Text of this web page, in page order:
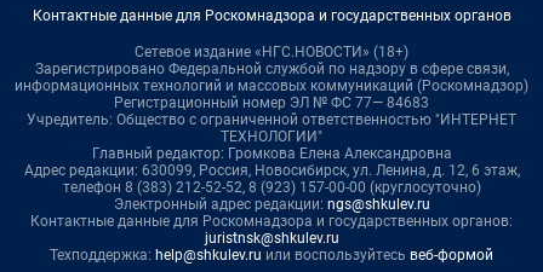
Контактные данные для Роскомнадзора и государственных органов
Сетевое издание «НГС.НОВОСТИ» (18+)
Зарегистрировано Федеральной службой по надзору в сфере связи,
информационных технологий и массовых коммуникаций (Роскомнадзор)
Регистрационный номер ЭЛ № ФС 77— 84683
Учредитель: Общество с ограниченной ответственностью "ИНТЕРНЕТ
ТЕХНОЛОГИИ"
Главный редактор: Громкова Елена Александровна
Адрес редакции: 630099, Россия, Новосибирск, ул. Ленина, д. 12, 6 этаж,
телефон 8 (383) 212-52-52, 8 (923) 157-00-00 (круглосуточно)
Электронный адрес редакции: ngs@shkulev.ru
Контактные данные для Роскомнадзора и государственных органов:
juristnsk@shkulev.ru
Техподдержка: help@shkulev.ru или воспользуйтесь веб-формой